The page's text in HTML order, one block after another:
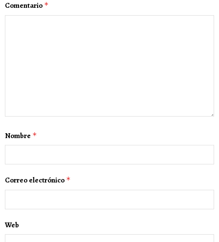
Comentario *
Nombre *
Correo electrónico *
Web